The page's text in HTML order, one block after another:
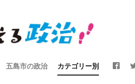
五島市の政治 カテゴリー別